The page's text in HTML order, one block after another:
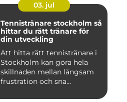
03. jul
Tennistränare stockholm så
hittar du rätt tränare för
din utveckling
Att hitta rätt tennistränare i
Stockholm kan göra hela
skillnaden mellan långsam
frustration och sna...